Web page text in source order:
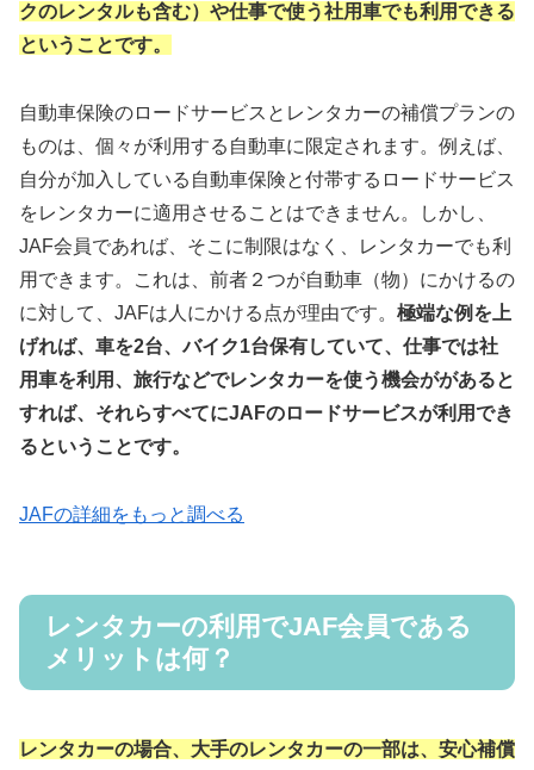
クのレンタルも含む） や仕事で使う社用車でも利用できる
ということです。
自動車保険のロードサービスとレンタカーの補償プランの
ものは、個々が利用する自動車に限定されます。例えば、
自分が加入している自動車保険と付帯するロードサービス
をレンタカーに適用させることはできません。しかし、
JAF会員であれば、そこに制限はなく、レンタカーでも利
用できます。これは、前者２つが自動車（物）にかけるの
に対して、JAFは人にかける点が理由です。 極端な例を上
げれば、車を2台、バイク1台保有していて、仕事では社
用車を利用、旅行などでレンタカーを使う機会ががあると
すれば、それらすべてにJAFのロードサービスが利用でき
るということです。
JAFの詳細をもっと調べる
レンタカーの利用でJAF会員である
メリットは何？
レンタカーの場合、大手のレンタカーの一部は、安心補償